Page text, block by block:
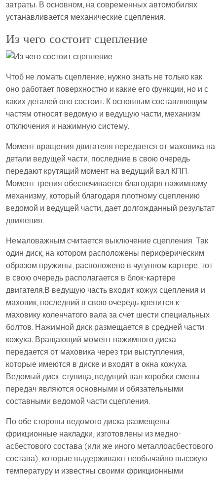
затраты. В основном, на современных автомобилях
устанавливается механические сцепления.
Из чего состоит сцепление
Чтоб не ломать сцепление, нужно знать не только как
оно работает поверхностно и какие его функции, но и с
каких деталей оно состоит. К основным составляющим
частям относят ведомую и ведущую части, механизм
отключения и нажимную систему.
Момент вращения двигателя передается от маховика на
детали ведущей части, последние в свою очередь
передают крутящий момент на ведущий вал КПП.
Момент трения обеспечивается благодаря нажимному
механизму, который благодаря плотному сцеплению
ведомой и ведущей части, дает долгожданный результат
движения.
Немаловажным считается выключение сцепления. Так
один диск, на котором расположены периферическим
образом пружины, расположено в чугунном картере, тот
в свою очередь располагается в блок-картере
двигателя.В ведущую часть входит кожух сцепления и
маховик, последний в свою очередь крепится к
маховику коленчатого вала за счет шести специальных
болтов. Нажимной диск размещается в средней части
кожуха. Вращающий момент нажимного диска
передается от маховика через три выступления,
которые имеются в диске и входят в окна кожуха.
Ведомый диск, ступица, ведущий вал коробки смены
передач являются основными и обязательными
составными ведомой части сцепления.
По обе стороны ведомого диска размещены
фрикционные накладки, изготовлены из медно-
асбестового состава (или же иного металлоасбестового
состава), которые выдерживают необычайно высокую
температуру и известны своими фрикционными